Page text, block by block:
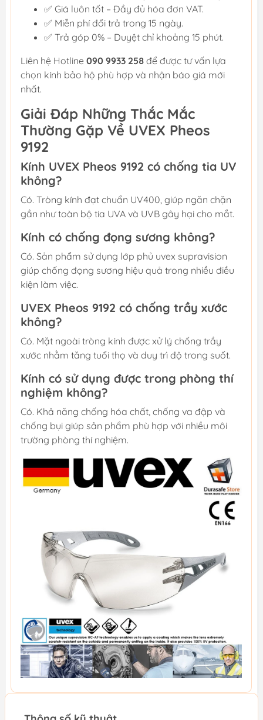
✅ Giá luôn tốt – Đầy đủ hóa đơn VAT.
✅ Miễn phí đổi trả trong 15 ngày.
✅ Trả góp 0% – Duyệt chỉ khoảng 15 phút.
Liên hệ Hotline 090 9933 258 để được tư vấn lựa
chọn kính bảo hộ phù hợp và nhận báo giá mới
nhất.
Giải Đáp Những Thắc Mắc
Thường Gặp Về UVEX Pheos
9192
Kính UVEX Pheos 9192 có chống tia UV
không?
Có. Tròng kính đạt chuẩn UV400, giúp ngăn chặn
gần như toàn bộ tia UVA và UVB gây hại cho mắt.
Kính có chống đọng sương không?
Có. Sản phẩm sử dụng lớp phủ uvex supravision
giúp chống đọng sương hiệu quả trong nhiều điều
kiện làm việc.
UVEX Pheos 9192 có chống trầy xước
không?
Có. Mặt ngoài tròng kính được xử lý chống trầy
xước nhằm tăng tuổi thọ và duy trì độ trong suốt.
Kính có sử dụng được trong phòng thí
nghiệm không?
Có. Khả năng chống hóa chất, chống va đập và
chống bụi giúp sản phẩm phù hợp với nhiều môi
trường phòng thí nghiệm.